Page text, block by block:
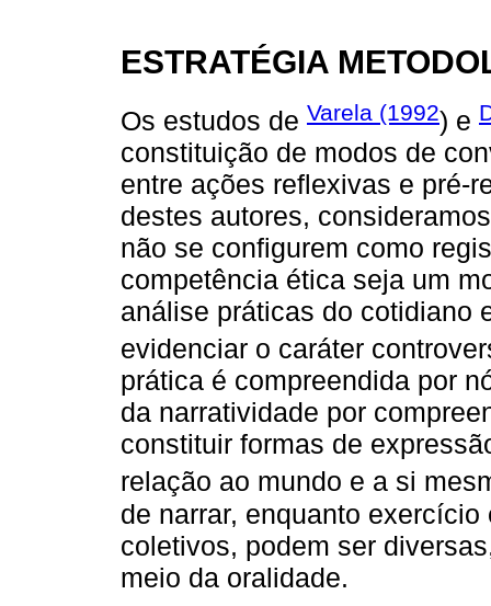
ESTRATÉGIA
Os estudos de Varela (1992) e
constituição de modos de
entre ações reflexivas e pré-
destes autores,
não se configurem como
competência ética seja um
análise práticas do cotidiano
evidenciar o caráter
prática é compreendida por
da narratividade por
constituir formas de
relação ao mundo e a si
de narrar, enquanto
coletivos, podem ser
meio da oralidade.